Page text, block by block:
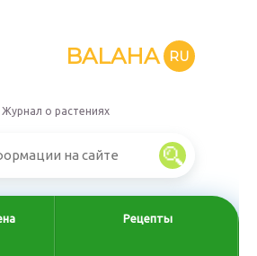
BALAHA RU
Журнал о растениях
Рецепты